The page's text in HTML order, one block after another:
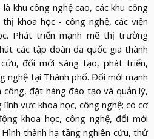
khu công nghệ cao, các khu công
khoa học - công nghệ, các viện
Phát triển mạnh mẽ thị trường
các tập đoàn đa quốc gia thành
đổi mới sáng tạo, phát triển,
nghệ tại Thành phố. Đổi mới mạnh
đặt hàng đào tạo và quản lý,
vực khoa học, công nghệ; có cơ
khoa học, công nghệ, đổi mới
thành hạ tầng nghiên cứu, thử